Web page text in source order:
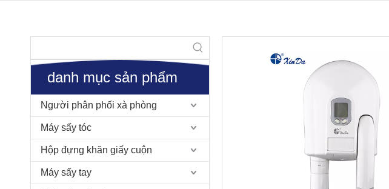
danh mục sản phẩm
Người phân phối xà phòng
Máy sấy tóc
Hộp đựng khăn giấy cuộn
Máy sấy tay